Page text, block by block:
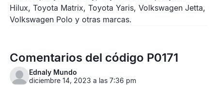
Hilux, Toyota Matrix, Toyota Yaris, Volkswagen Jetta,
Volkswagen Polo y otras marcas.
Comentarios del código P0171
Ednaly Mundo
diciembre 14, 2023 a las 7:36 pm